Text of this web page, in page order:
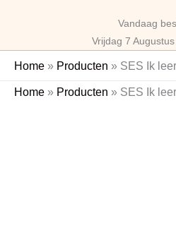
Vandaag
Vrijdag 7
Home » Producten » SES Ik
Home » Producten » SES Ik
SES